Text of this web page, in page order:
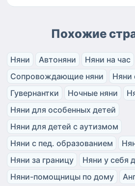
Похожие
Няни Автоняни
Няни на час
Сопровождающие няни
Няни
Гувернантки
Ночные няни
Няни для особенных детей
Няни для детей с аутизмом
Няни с пед. образованием
Няни за границу
Няни у себя
Няни-помощницы по дому